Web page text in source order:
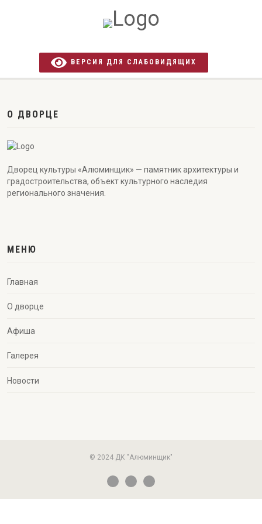
ВЕРСИЯ ДЛЯ СЛАБОВИДЯЩИХ
О ДВОРЦЕ
Дворец культуры «Алюминщик» — памятник архитектуры и
градостроительства, объект культурного наследия
регионального значения.
МЕНЮ
Главная
О дворце
Афиша
Галерея
Новости
© 2024 ДК "Алюминщик"